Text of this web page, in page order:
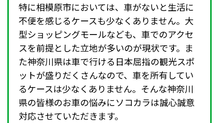
特に相模原市においては、車がないと生活に
不便を感じるケースも少なくありません。大
型ショッピングモールなども、車でのアクセ
スを前提とした立地が多いのが現状です。ま
た神奈川県は車で行ける日本屈指の観光スポ
ットが盛りだくさんなので、車を所有してい
るケースは少なくありません。そんな神奈川
県の皆様のお車の悩みにソコカラは誠心誠意
対応させていただきます。